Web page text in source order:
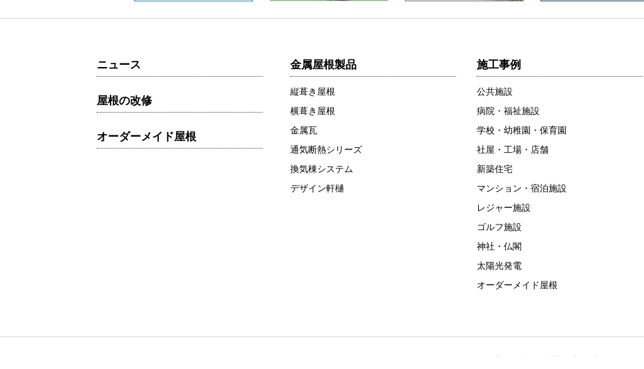
ニュース
屋根の改修
オーダーメイド屋根
金属屋根製品
縦葺き屋根
横葺き屋根
金属瓦
通気断熱シリーズ
換気棟システム
デザイン軒樋
施工事例
公共施設
病院・福祉施設
学校・幼稚園・保育園
社屋・工場・店舗
新築住宅
マンション・宿泊施設
レジャー施設
ゴルフ施設
神社・仏閣
太陽光発電
オーダーメイド屋根